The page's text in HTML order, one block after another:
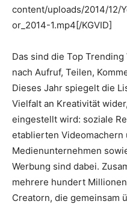
content/uploads/2014/12/
or_2014-1.mp4[/KGVID]
Das sind die Top
nach Aufruf, Teilen,
Dieses Jahr spiegelt die
Vielfalt an Kreativität
eingestellt wird: soziale
etablierten Videomachern
Medienunternehmen
Werbung sind dabei.
mehrere hundert
Creatorn, die gemeinsam